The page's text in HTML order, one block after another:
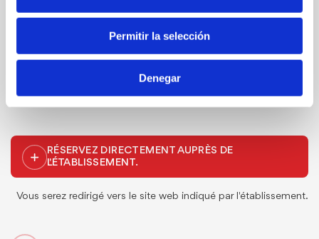
Permitir la selección
Denegar
denia@funquads.com
Prix: 40 € par personne
RÉSERVEZ DIRECTEMENT AUPRÈS DE
L'ÉTABLISSEMENT.
Vous serez redirigé vers le site web indiqué par l'établissement.